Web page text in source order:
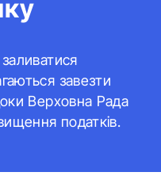
завезти
Верховна Рада
податків.